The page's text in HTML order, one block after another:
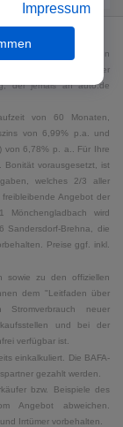
Gebrauchte um den
entspricht der
der jemals an auto.de
von 60 Monaten,
von 6,99% p.a. und
von 6,78% p. a.. Für Ihre
Bonität vorausgesetzt, ist
welches 2/3 aller
Angebot der
Mönchengladbach wird
Sandersdorf-Brehna, die
Preise ggf. inkl.
sowie zu den offiziellen
dem "Leitfaden über
neuer
und bei der
verfügbar ist.
einkalkuliert. Die BAFA-
gezahlt werden.
bzw. Beispiele des
Angebot abweichen.
Irrtümer vorbehalten.
im Bereich
finden
Impressum